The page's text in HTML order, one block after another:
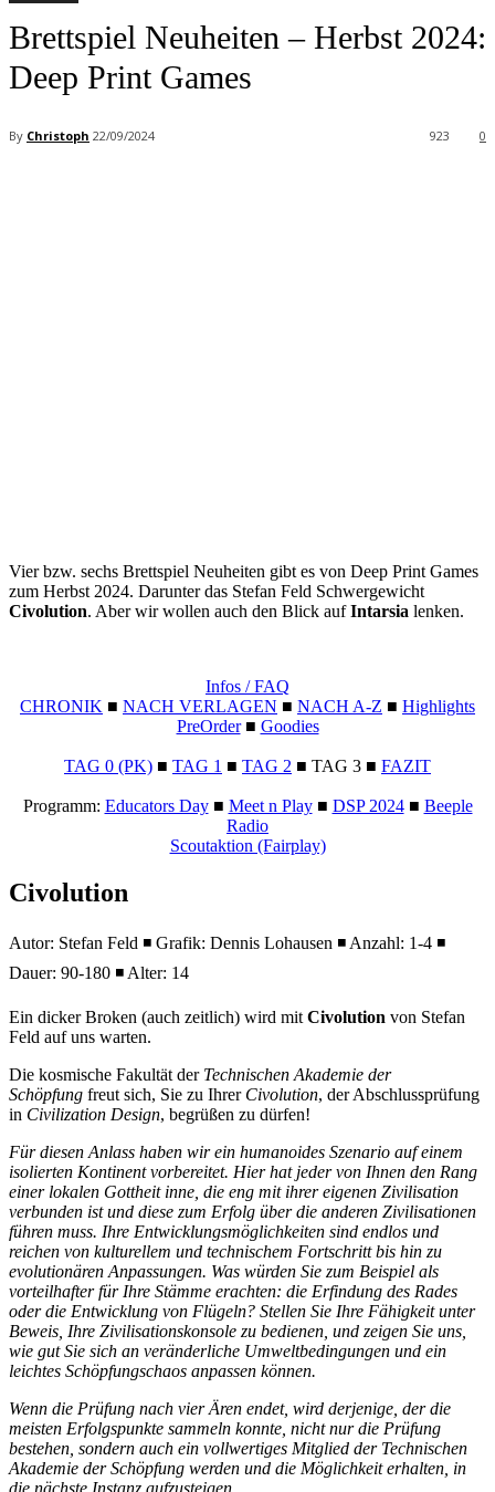
Brettspiel Neuheiten – Herbst 2024:
Deep Print Games
By Christoph 22/09/2024 0
923
Vier bzw. sechs Brettspiel Neuheiten gibt es von Deep Print Games
zum Herbst 2024. Darunter das Stefan Feld Schwergewicht
Civolution. Aber wir wollen auch den Blick aufIntarsia lenken.
Infos / FAQ
CHRONIK ■ NACH VERLAGEN ■ NACH A-Z ■ Highlights
PreOrder■ Goodies
TAG 0 (PK) ■ TAG 1 ■ TAG 2 ■ TAG 3 ■ FAZIT
Programm: Educators Day■ Meet n Play■ DSP 2024■ Beeple
Radio
Scoutaktion (Fairplay)
Civolution
Autor: Stefan Feld ◾ Grafik: Dennis Lohausen ◾ Anzahl: 1-4 ◾
Dauer: 90-180 ◾ Alter: 14
Ein dicker Broken (auch zeitlich) wird mit Civolution von Stefan
Feld auf uns warten.
Die kosmische Fakultät der Technischen Akademie der
Schöpfung freut sich, Sie zu Ihrer Civolution, der Abschlussprüfung
in Civilization Design, begrüßen zu dürfen!
Für diesen Anlass haben wir ein humanoides Szenario auf einem
isolierten Kontinent vorbereitet. Hier hat jeder von Ihnen den Rang
einer lokalen Gottheit inne, die eng mit ihrer eigenen Zivilisation
verbunden ist und diese zum Erfolg über die anderen Zivilisationen
führen muss. Ihre Entwicklungsmöglichkeiten sind endlos und
reichen von kulturellem und technischem Fortschritt bis hin zu
evolutionären Anpassungen. Was würden Sie zum Beispiel als
vorteilhafter für Ihre Stämme erachten: die Erfindung des Rades
oder die Entwicklung von Flügeln? Stellen Sie Ihre Fähigkeit unter
Beweis, Ihre Zivilisationskonsole zu bedienen, und zeigen Sie uns,
wie gut Sie sich an veränderliche Umweltbedingungen und ein
leichtes Schöpfungschaos anpassen können.
Wenn die Prüfung nach vier Ären endet, wird derjenige, der die
meisten Erfolgspunkte sammeln konnte, nicht nur die Prüfung
bestehen, sondern auch ein vollwertiges Mitglied der Technischen
Akademie der Schöpfung werden und die Möglichkeit erhalten, in
die nächste Instanz aufzusteigen.